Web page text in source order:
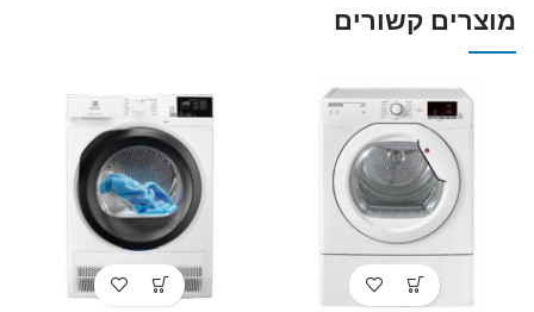
מוצרים קשורים